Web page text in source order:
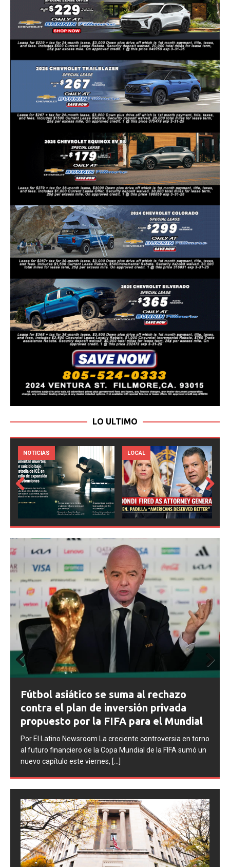
LO ULTIMO
LOCAL NOTICIAS
Prev
Next
FIFA abre expedientes disciplinarios
contra Argentina tras los incidentes en
la final del Mundial 2026
Por El Latino Newsroom La FIFA inició una serie de
procesos disciplinarios contra la Asociación del Fútbol
Argentino (AFA), cuatro integrantes de la selección
argentina
Prev